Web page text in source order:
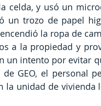
celda, y usó un
un trozo de papel
la ropa de
a la propiedad y
un intento por evitar
GEO, el personal
la unidad de